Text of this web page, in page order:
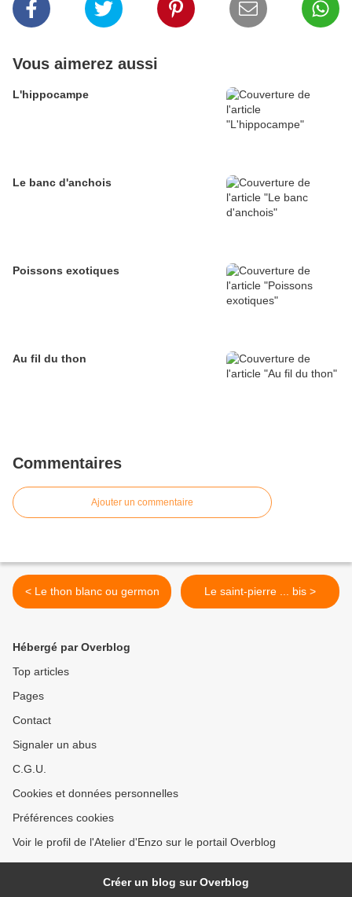
Vous aimerez aussi
L'hippocampe
Le banc d'anchois
Poissons exotiques
Au fil du thon
Commentaires
Ajouter un commentaire
< Le thon blanc ou germon Le saint-pierre ... bis >
Hébergé par Overblog
Top articles
Pages
Contact
Signaler un abus
C.G.U.
Cookies et données personnelles
Préférences cookies
Voir le profil de l'Atelier d'Enzo sur le portail Overblog
Créer un blog sur Overblog